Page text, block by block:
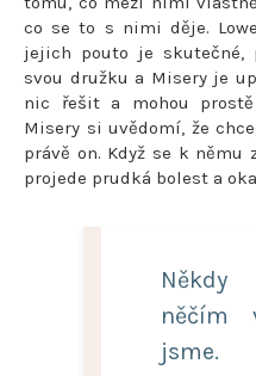
co se to s nimi děje.
jejich pouto je skutečné,
svou družku a Misery je
nic řešit a mohou
Misery si uvědomí, že
právě on. Když se k
projede prudká bolest a
Někdy
něčím
jsme.